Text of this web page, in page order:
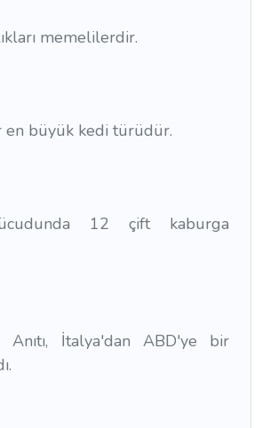
memelilerdir.
en büyük kedi türüdür.
12 çift kaburga
Anıtı, İtalya'dan ABD'ye bir